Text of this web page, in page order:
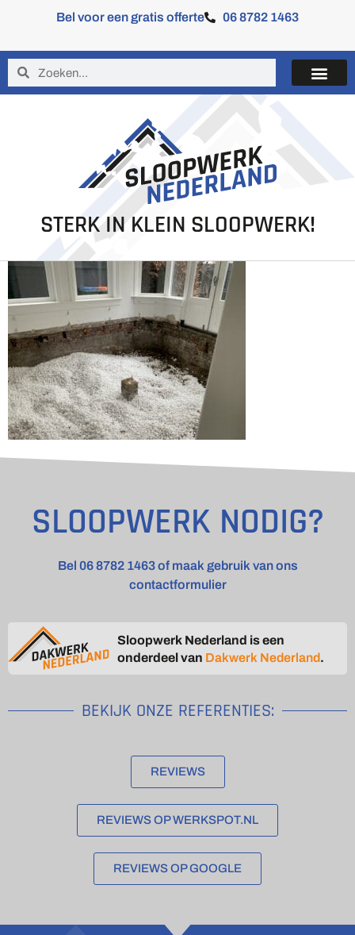
Bel voor een gratis offerte 06 8782 1463
STERK IN KLEIN SLOOPWERK!
SLOOPWERK NODIG?
Bel 06 8782 1463 of maak gebruik van ons
contactformulier
Sloopwerk Nederland is een
onderdeel van Dakwerk Nederland.
BEKIJK ONZE REFERENTIES:
REVIEWS
REVIEWS OP WERKSPOT.NL
REVIEWS OP GOOGLE